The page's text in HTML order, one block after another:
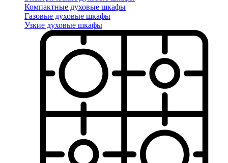
Компактные духовые шкафы
Газовые духовые шкафы
Узкие духовые шкафы